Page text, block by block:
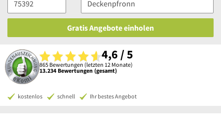
Gratis Angebote einholen
4,6 / 5
865 Bewertungen (letzten 12 Monate)
13.234 Bewertungen (gesamt)
kostenlos schnell Ihr bestes Angebot